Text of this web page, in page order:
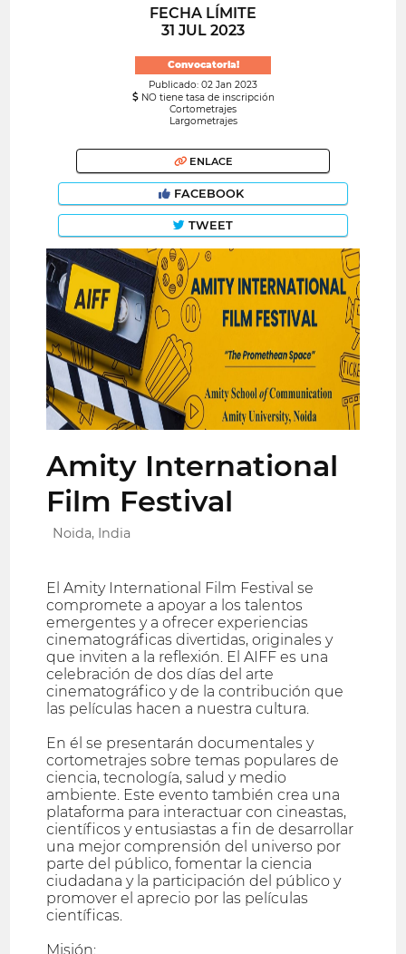
FECHA LÍMITE
31 JUL 2023
Convocatoria!
Publicado: 02 Jan 2023
NO tiene tasa de inscripción
Cortometrajes
Largometrajes
ENLACE
FACEBOOK
TWEET
Amity International
Film Festival
Noida, India
El Amity International Film Festival se
compromete a apoyar a los talentos
emergentes y a ofrecer experiencias
cinematográficas divertidas, originales y
que inviten a la reflexión. El AIFF es una
celebración de dos días del arte
cinematográfico y de la contribución que
las películas hacen a nuestra cultura.
En él se presentarán documentales y
cortometrajes sobre temas populares de
ciencia, tecnología, salud y medio
ambiente. Este evento también crea una
plataforma para interactuar con cineastas,
científicos y entusiastas a fin de desarrollar
una mejor comprensión del universo por
parte del público, fomentar la ciencia
ciudadana y la participación del público y
promover el aprecio por las películas
científicas.
Misión: